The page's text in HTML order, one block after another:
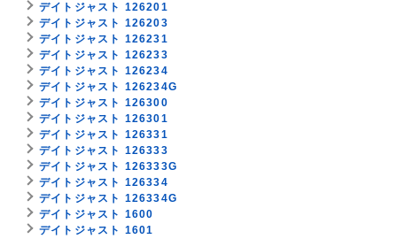
デイトジャスト 126201
デイトジャスト 126203
デイトジャスト 126231
デイトジャスト 126233
デイトジャスト 126234
デイトジャスト 126234G
デイトジャスト 126300
デイトジャスト 126301
デイトジャスト 126331
デイトジャスト 126333
デイトジャスト 126333G
デイトジャスト 126334
デイトジャスト 126334G
デイトジャスト 1600
デイトジャスト 1601